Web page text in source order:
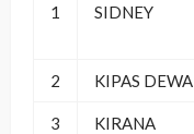
1 SIDNEY
2 KIPAS DEWA
3 KIRANA